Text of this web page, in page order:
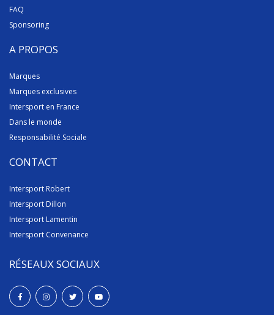
FAQ
Sponsoring
A PROPOS
Marques
Marques exclusives
Intersport en France
Dans le monde
Responsabilité Sociale
CONTACT
Intersport Robert
Intersport Dillon
Intersport Lamentin
Intersport Convenance
RÉSEAUX SOCIAUX